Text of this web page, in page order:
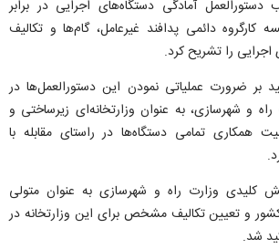
آمادگی دستگاه‌های اجرایی در برابر
کارگروه دائمی پدافند غیرعامل، گام‌ها و تکالیف
را تشریح کرد.
بر ضرورت عملیاتی نمودن این دستورالعمل‌ها در
راه و شهرسازی، به عنوان وزارتخانه‌ای زیرساختی و
همکاری تمامی دستگاه‌ها در راستای مقابله با
وزارت راه و شهرسازی به عنوان متولی
و تعیین تکالیف مشخص برای این وزارتخانه در
شد.